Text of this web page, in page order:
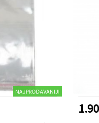
NAJPRODAVANIJI